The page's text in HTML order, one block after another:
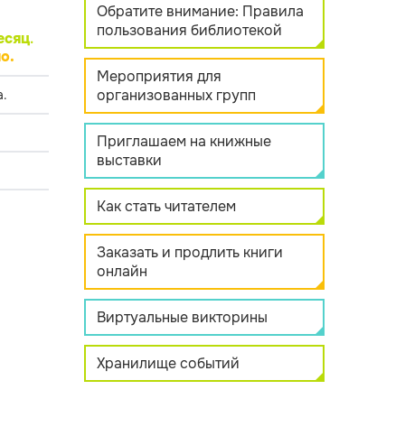
.
Обратите внимание: Правила
пользования библиотекой
Мероприятия для
организованных групп
Приглашаем на книжные
выставки
Как стать читателем
Заказать и продлить книги
онлайн
Виртуальные викторины
Хранилище событий